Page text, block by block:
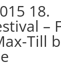
18.
–
Till